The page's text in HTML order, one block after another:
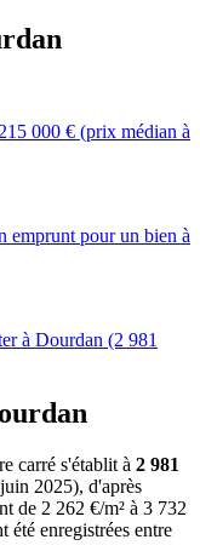
000 € (prix médian à
emprunt pour un bien à
à Dourdan (2 981
carré s'établit à 2 981
2025), d'après
de 2 262 €/m² à 3 732
été enregistrées entre